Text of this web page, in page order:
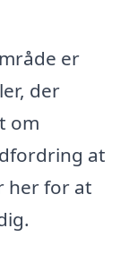
er
der
om
at
her for at